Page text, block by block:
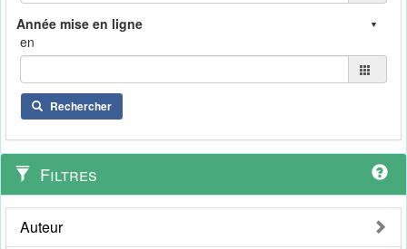
en
Rechercher
Filtres
Auteur